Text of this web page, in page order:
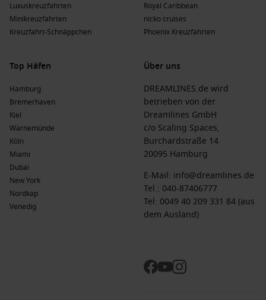
Luxuskreuzfahrten
Minikreuzfahrten
Kreuzfahrt-Schnäppchen
Royal Caribbean
nicko cruises
Phoenix Kreuzfahrten
Top Häfen
Hamburg
Bremerhaven
Kiel
Warnemünde
Köln
Miami
Dubai
New York
Nordkap
Venedig
Über uns
DREAMLINES.de wird
betrieben von der
Dreamlines GmbH
c/o Scaling Spaces,
Burchardstraße 14
20095 Hamburg
E-Mail: info@dreamlines.de
Tel.: 040-87406777
Tel: 0049 40 209 331 84 (aus
dem Ausland)